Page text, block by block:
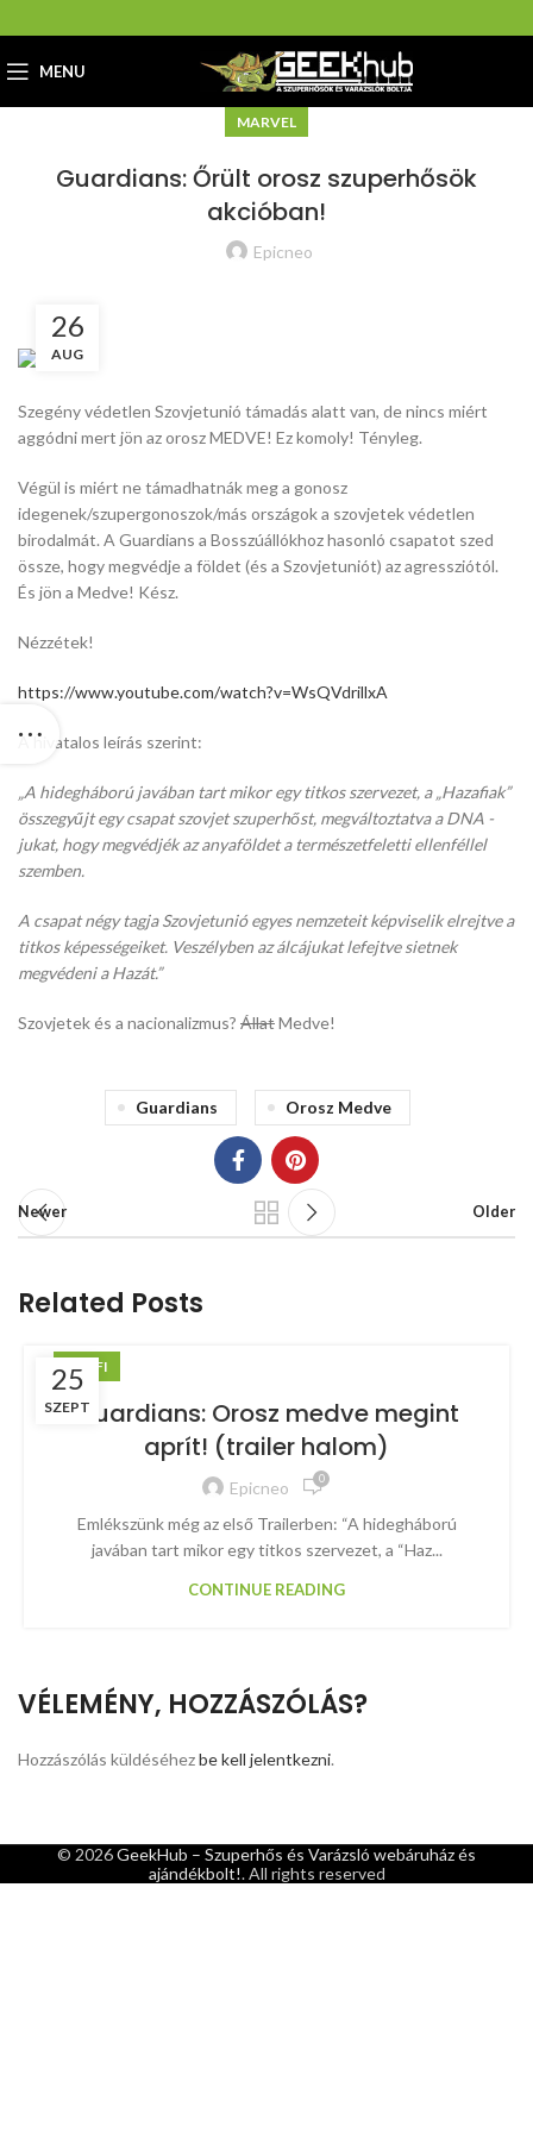
MENU
MARVEL
Guardians: Őrült orosz szuperhősök
akcióban!
Epicneo
26
AUG
Szegény védetlen Szovjetunió támadás alatt van, de nincs miért
aggódni mert jön az orosz MEDVE! Ez komoly! Tényleg.
Végül is miért ne támadhatnák meg a gonosz
idegenek/szupergonoszok/más országok a szovjetek védetlen
birodalmát. A Guardians a Bosszúállókhoz hasonló csapatot szed
össze, hogy megvédje a földet (és a Szovjetuniót) az agressziótól.
És jön a Medve! Kész.
Nézzétek!
https://www.youtube.com/watch?v=WsQVdrillxA
A hivatalos leírás szerint:
„A hidegháború javában tart mikor egy titkos szervezet, a „Hazafiak”
összegyűjt egy csapat szovjet szuperhőst, megváltoztatva a DNA -
jukat, hogy megvédjék az anyaföldet a természetfeletti ellenféllel
szemben.
A csapat négy tagja Szovjetunió egyes nemzeteit képviselik elrejtve a
titkos képességeiket. Veszélyben az álcájukat lefejtve sietnek
megvédeni a Hazát.”
Szovjetek és a nacionalizmus? ÁllatMedve!
Guardians Orosz Medve
Newer Older
Related Posts
25
SZEPT
SCI-FI
Guardians: Orosz medve megint
aprít! (trailer halom)
Epicneo 0
Emlékszünk még az első Trailerben: “A hidegháború
javában tart mikor egy titkos szervezet, a “Haz...
CONTINUE READING
VÉLEMÉNY, HOZZÁSZÓLÁS?
Hozzászólás küldéséhezbe kell jelentkezni.
© 2026GeekHub – Szuperhős és Varázsló webáruház és
ajándékbolt!. All rights reserved